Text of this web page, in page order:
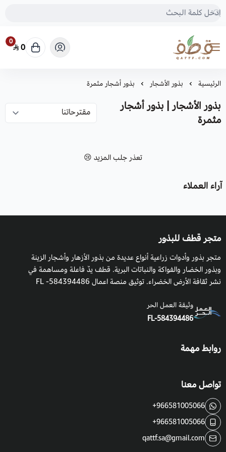
متجر قطف للبذور
0
0
الرئيسية بذور الأشجار بذور أشجار مثمرة
بذور الأشجار | بذور أشجار
مثمرة
تعذر جلب المزيد 😢
آراء العملاء
متجر قطف للبذور
متجر بذور وأدوات زراعية أنواع عديدة من بذور الأزهار وأشجار الزينة
وبذور الخضار والفواكة والنباتات البرية. قطف يدٌ فاعلة ومساهمة في
نشر ثقافة الأرض الخضراء. توثيق منصة اعمال 584394486- FL
وثيقة العمل الحر
FL-584394486
روابط مهمة
تواصل معنا
+966581005066
+966581005066
qattf.sa@gmail.com